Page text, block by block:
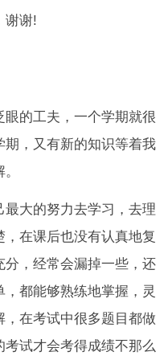
谢谢!
的工夫，一个学期就很
，又有新的知识等着我
大的努力去学习，去理
在课后也没有认真地复
，经常会漏掉一些，还
都能够熟练地掌握，灵
在考试中很多题目都做
试才会考得成绩不那么